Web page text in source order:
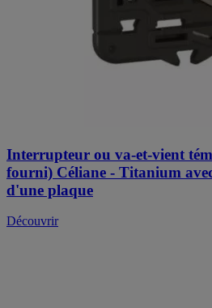
Interrupteur ou va-et-vient
fourni) Céliane - Titanium
d'une plaque
Découvrir